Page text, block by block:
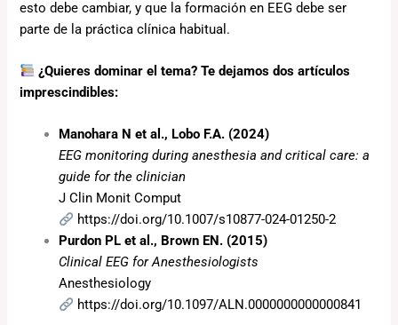
esto debe cambiar, y que la formación en EEG debe ser
parte de la práctica clínica habitual.
¿Quieres dominar el tema? Te dejamos dos artículos
imprescindibles:
Manohara N et al., Lobo F.A. (2024)
EEG monitoring during anesthesia and critical care: a
guide for the clinician
J Clin Monit Comput
https://doi.org/10.1007/s10877-024-01250-2
Purdon PL et al., Brown EN. (2015)
Clinical EEG for Anesthesiologists
Anesthesiology
https://doi.org/10.1097/ALN.0000000000000841